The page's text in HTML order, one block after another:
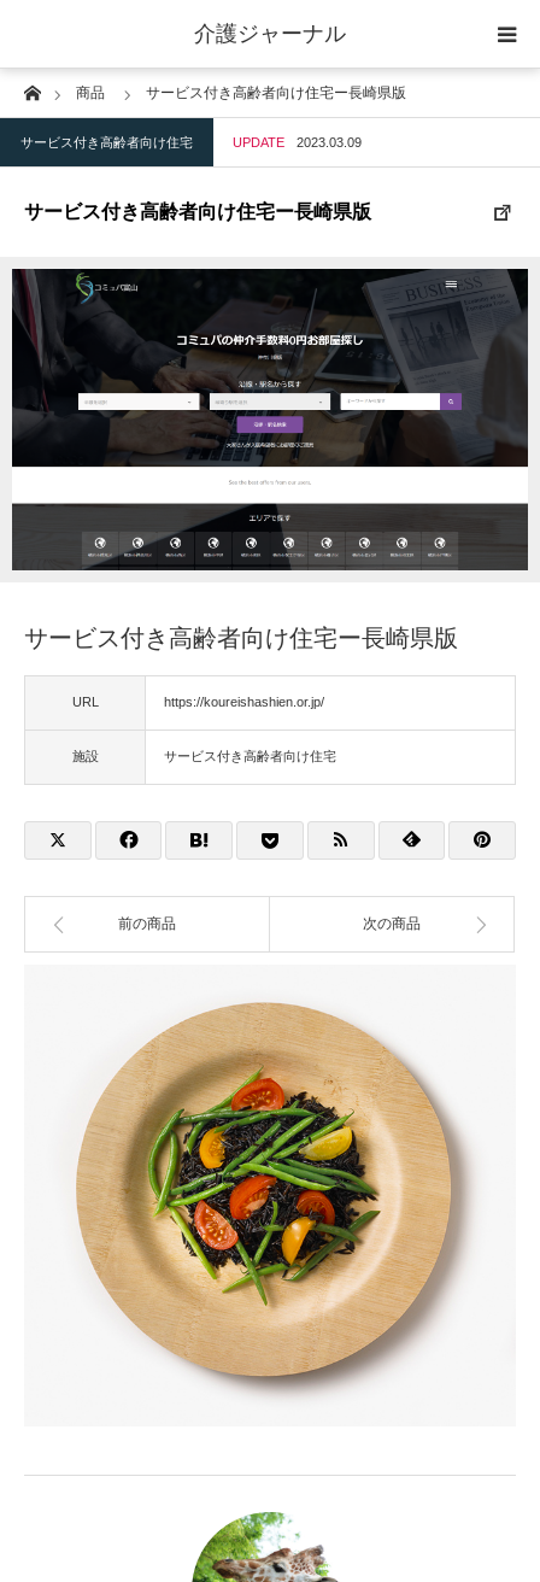
介護ジャーナル
Home商品 サービス付き高齢者向け住宅ー長崎県版
サービス付き高齢者向け住宅 UPDATE 2023.03.09
サービス付き高齢者向け住宅ー長崎県版
サービス付き高齢者向け住宅ー長崎県版
URL https://koureishashien.or.jp/
施設 サービス付き高齢者向け住宅
前の商品 次の商品
ケアプラン作成
訪問
短期入所
訪問＋通い＋宿泊
施設
地域密着型小規模施設
住宅改修